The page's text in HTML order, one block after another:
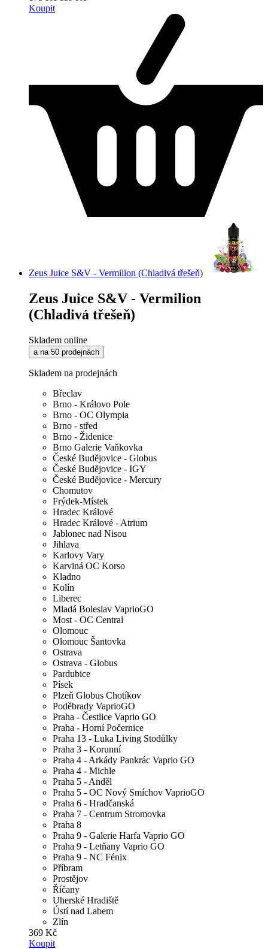
Koupit
Zeus Juice S&V - Vermilion (Chladivá třešeň)
Zeus Juice S&V - Vermilion
(Chladivá třešeň)
Skladem online
a na 50 prodejnách
Skladem na prodejnách
Břeclav
Brno - Královo Pole
Brno - OC Olympia
Brno - střed
Brno - Židenice
Brno Galerie Vaňkovka
České Budějovice - Globus
České Budějovice - IGY
České Budějovice - Mercury
Chomutov
Frýdek-Místek
Hradec Králové
Hradec Králové - Atrium
Jablonec nad Nisou
Jihlava
Karlovy Vary
Karviná OC Korso
Kladno
Kolín
Liberec
Mladá Boleslav VaprioGO
Most - OC Central
Olomouc
Olomouc Šantovka
Ostrava
Ostrava - Globus
Pardubice
Písek
Plzeň Globus Chotíkov
Poděbrady VaprioGO
Praha - Čestlice Vaprio GO
Praha - Horní Počernice
Praha 13 - Luka Living Stodůlky
Praha 3 - Korunní
Praha 4 - Arkády Pankrác Vaprio GO
Praha 4 - Michle
Praha 5 - Anděl
Praha 5 - OC Nový Smíchov VaprioGO
Praha 6 - Hradčanská
Praha 7 - Centrum Stromovka
Praha 8
Praha 9 - Galerie Harfa Vaprio GO
Praha 9 - Letňany Vaprio GO
Praha 9 - NC Fénix
Příbram
Prostějov
Říčany
Uherské Hradiště
Ústí nad Labem
Zlín
369 Kč
Koupit